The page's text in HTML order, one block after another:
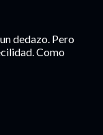
dedazo. Pero
Como